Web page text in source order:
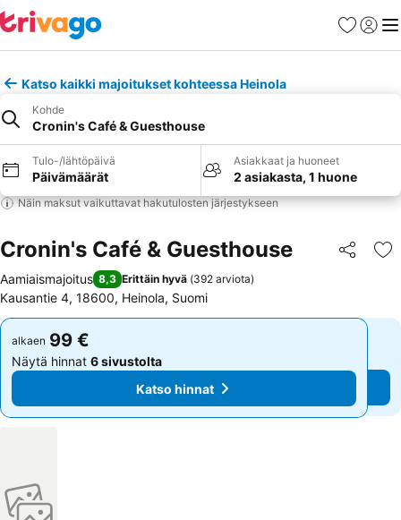
Suosikit
Katso kaikki majoitukset kohteessa Heinola
Kohde
Cronin's Café & Guesthouse
Tulo-/lähtöpäivä
Päivämäärät
Asiakkaat ja huoneet
2 asiakasta, 1 huone
Näin maksut vaikuttavat hakutulosten järjestykseen
Cronin's Café & Guesthouse Jaa
Aamiaismajoitus 8,3 Erittäin hyvä (392 arviota)
Kausantie 4, 18600, Heinola, Suomi
alkaen 99 €
Näytä hinnat 6 sivustolta
Katso hinnat
alkaen 99 €
Näytä hinnat 6 sivustolta
Katso hinnat